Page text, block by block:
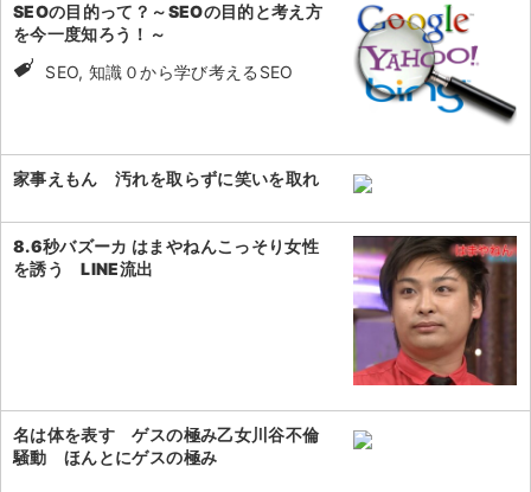
SEOの目的って？～SEOの目的と考え方
を今一度知ろう！～
SEO, 知識０から学び考えるSEO
家事えもん 汚れを取らずに笑いを取れ
8.6秒バズーカ はまやねんこっそり女性
を誘う LINE流出
名は体を表す ゲスの極み乙女川谷不倫
騒動 ほんとにゲスの極み